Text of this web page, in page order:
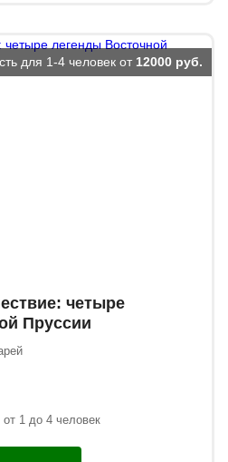
четыре
Пруссии
от 1 до 4 человек
для 1-4 человек от 12000 руб.